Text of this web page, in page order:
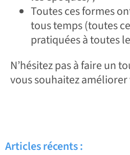
Toutes ces formes
tous temps (toutes
pratiquées à toutes
N’hésitez pas à faire un
vous souhaitez
Articles récents :